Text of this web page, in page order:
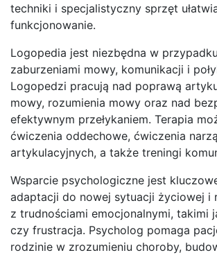
techniki i specjalistyczny sprzęt
funkcjonowanie.
Logopedia jest niezbędna w
zaburzeniami mowy, komunikacji i
Logopedzi pracują nad poprawą
mowy, rozumienia mowy oraz nad
efektywnym przełykaniem. Terapia
ćwiczenia oddechowe, ćwiczenia
artykulacyjnych, a także treningi
Wsparcie psychologiczne jest
adaptacji do nowej sytuacji życiowej i
z trudnościami emocjonalnymi, takimi
czy frustracja. Psycholog pomaga
rodzinie w zrozumieniu choroby,